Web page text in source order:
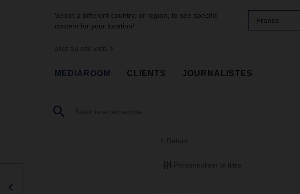
Select a different country, or region, to see specific
content for your location!
France
aller au site web
MEDIAROOM CLIENTS JOURNALISTES
Retour
Personnaliser le filtre